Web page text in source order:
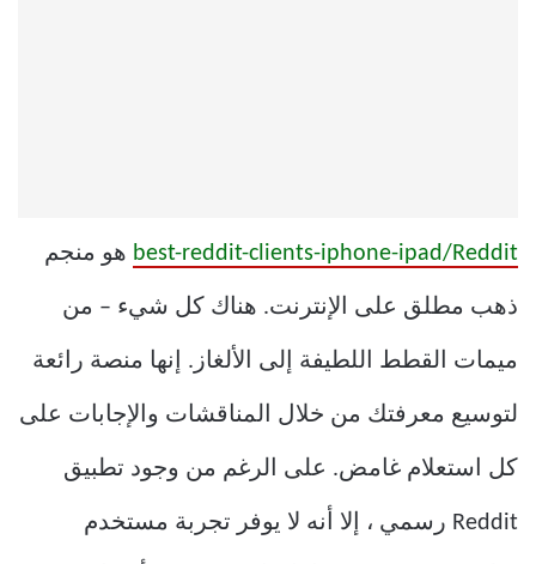
best-reddit-clients-iphone-ipad/Reddit هو منجم
ذهب مطلق على الإنترنت. هناك كل شيء – من
ميمات القطط اللطيفة إلى الألغاز. إنها منصة رائعة
لتوسيع معرفتك من خلال المناقشات والإجابات على
كل استعلام غامض. على الرغم من وجود تطبيق
Reddit رسمي ، إلا أنه لا يوفر تجربة مستخدم